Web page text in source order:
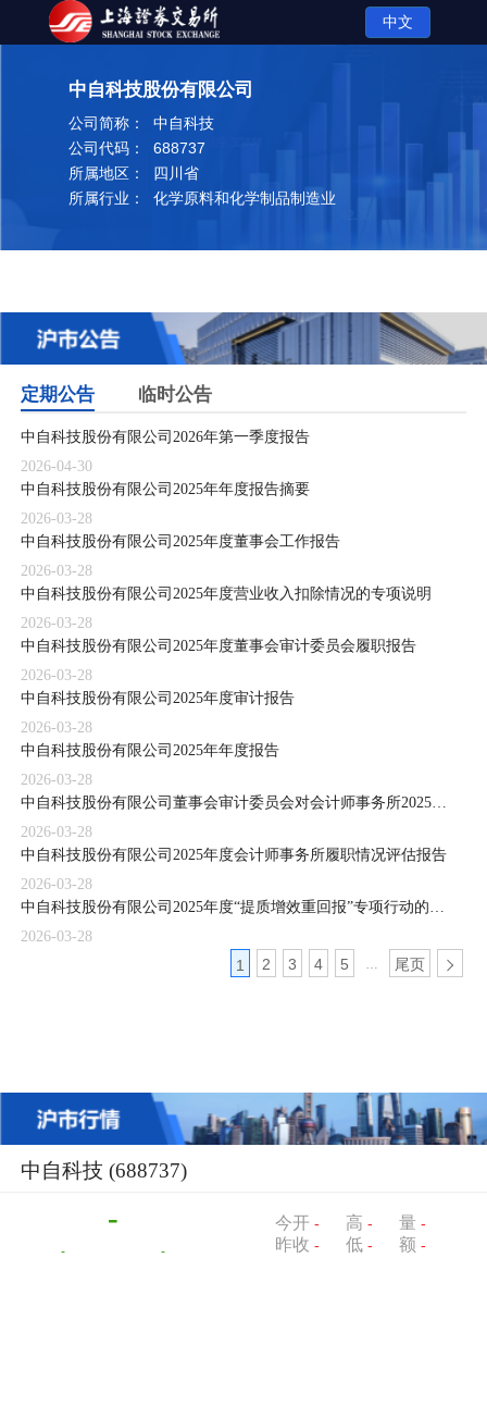
中文
中自科技股份有限公司
公司简称： 中自科技
公司代码： 688737
所属地区： 四川省
所属行业： 化学原料和化学制品制造业
定期公告
中自科技股份有限公司2026年第一季度报告
2026-04-30
中自科技股份有限公司2025年年度报告摘要
2026-03-28
中自科技股份有限公司2025年度董事会工作报告
2026-03-28
中自科技股份有限公司2025年度营业收入扣除情况的专项说明
2026-03-28
中自科技股份有限公司2025年度董事会审计委员会履职报告
2026-03-28
中自科技股份有限公司2025年度审计报告
2026-03-28
中自科技股份有限公司2025年年度报告
2026-03-28
2026-03-28
中自科技股份有限公司2025年度会计师事务所履职情况评估报告
2026-03-28
2026-03-28
1
2 3 4 5 … 尾页
临时公告
中自科技 (688737)
-
- -
今开 -
昨收 -
高 -
低 -
量 -
额 -